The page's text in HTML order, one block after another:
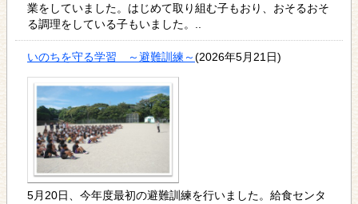
業をしていました。はじめて取り組む子もおり、おそるおそ
る調理をしている子もいました。..
いのちを守る学習 ～避難訓練～(2026年5月21日)
5月20日、今年度最初の避難訓練を行いました。給食センタ